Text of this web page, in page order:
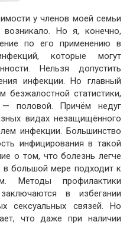
у членов моей семьи
Но я, конечно,
по его применению в
которые могут
Нельзя допустить
инфекции. Но главный
статистики,
— половой. Причём недуг
видах незащищённого
инфекции. Большинство
инфицирования в такой
о том, что болезнь легче
в большой мере подходит к
Методы профилактики
в избегании
сексуальных связей. Но
что даже при наличии